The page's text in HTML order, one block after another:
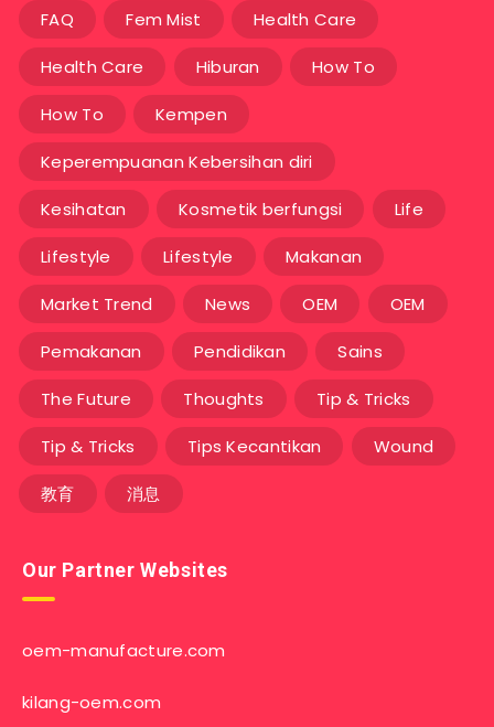
FAQ Fem Mist Health Care
Health Care Hiburan How To
How To Kempen
Keperempuanan Kebersihan diri
Kesihatan Kosmetik berfungsi Life
Lifestyle Lifestyle Makanan
Market Trend News OEM OEM
Pemakanan Pendidikan Sains
The Future Thoughts Tip & Tricks
Tip & Tricks Tips Kecantikan Wound
教育 消息
Our Partner Websites
oem-manufacture.com
kilang-oem.com